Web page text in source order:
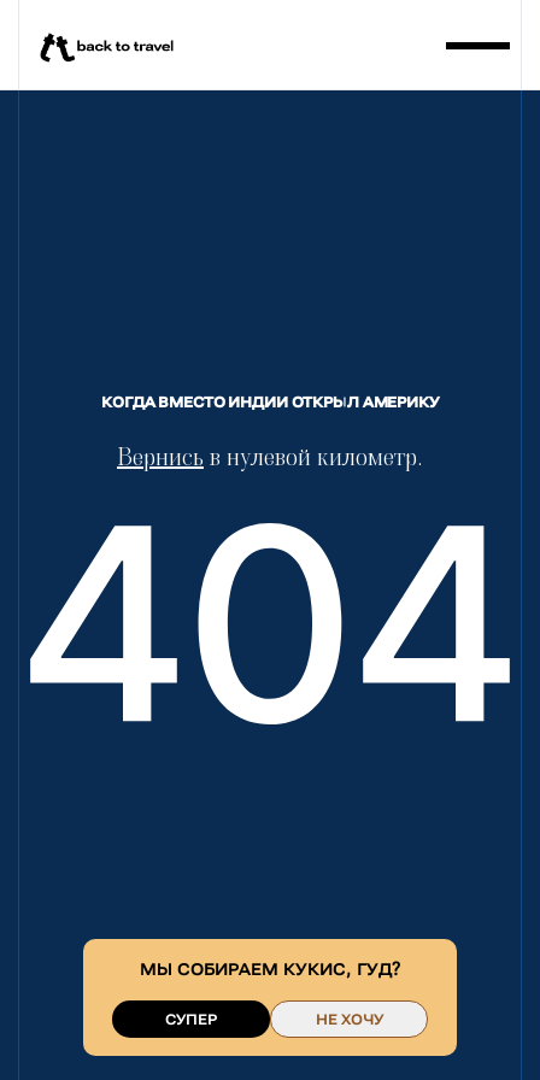
МЫ СОБИРАЕМ КУКИС, ГУД?
СУПЕР НЕ ХОЧУ
КОГДА ВМЕСТО ИНДИИ ОТКРЫЛ АМЕРИКУ
Вернись в нулевой километр.